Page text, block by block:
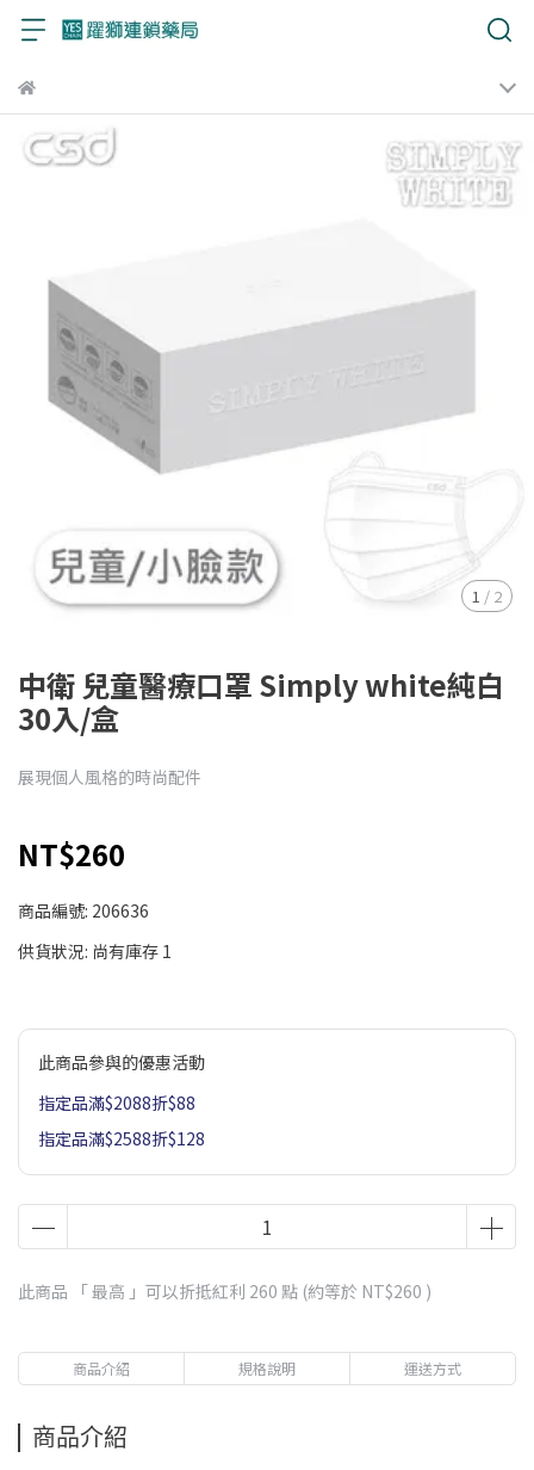
1 / 2
中衛 兒童醫療口罩 Simply white純白
30入/盒
展現個人風格的時尚配件
NT$260
商品編號: 206636
供貨狀況: 尚有庫存 1
此商品參與的優惠活動
指定品滿$2088折$88
指定品滿$2588折$128
此商品 「 最高 」可以折抵紅利 260 點 (約等於 NT$260 )
商品介紹 規格說明 運送方式
商品介紹